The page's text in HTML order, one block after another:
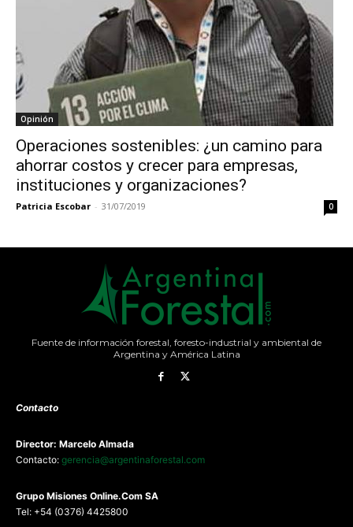
Opinión
Operaciones sostenibles: ¿un camino para
ahorrar costos y crecer para empresas,
instituciones y organizaciones?
Patricia Escobar - 31/07/2019 0
Fuente de información forestal, foresto-industrial y ambiental de
Argentina y América Latina
Contacto
Director: Marcelo Almada
Contacto: gerencia@argentinaforestal.com
Grupo Misiones Online.Com SA
Tel: +54 (0376) 4425800